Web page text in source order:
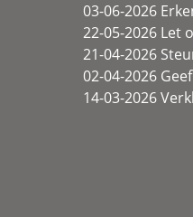
03-06-2026
22-05-2026 Let
21-04-2026
02-04-2026
14-03-2026